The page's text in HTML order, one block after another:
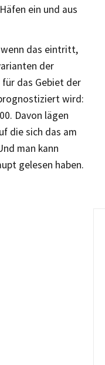
ein und aus
wenn das eintritt,
der
für das Gebiet der
wird:
Davon lägen
die sich das am
man kann
gelesen haben.